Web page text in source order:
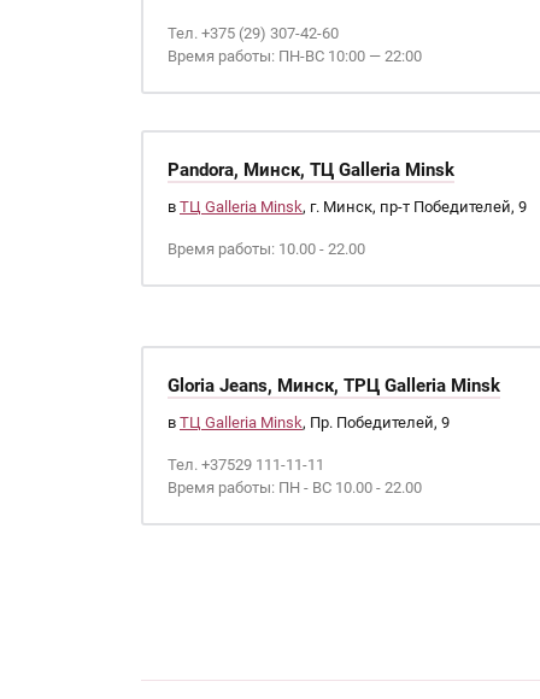
Тел. +375 (29) 307-42-60
Время работы: ПН-ВС 10:00 — 22:00
Pandora, Минск, ТЦ Galleria Minsk
в ТЦ Galleria Minsk, г. Минск, пр-т Победителей, 9
Время работы: 10.00 - 22.00
Gloria Jeans, Минск, ТРЦ Galleria Minsk
в ТЦ Galleria Minsk, Пр. Победителей, 9
Тел. +37529 111-11-11
Время работы: ПН - ВС 10.00 - 22.00